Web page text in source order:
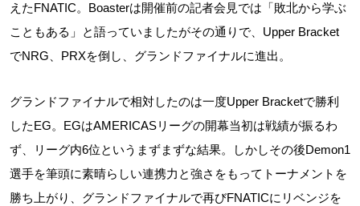
えたFNATIC。Boasterは開催前の記者会見では「敗北から学ぶ
こともある」と語っていましたがその通りで、Upper Bracket
でNRG、PRXを倒し、グランドファイナルに進出。
グランドファイナルで相対したのは一度Upper Bracketで勝利
したEG。EGはAMERICASリーグの開幕当初は戦績が振るわ
ず、リーグ内6位というまずまずな結果。しかしその後Demon1
選手を筆頭に素晴らしい連携力と強さをもってトーナメントを
勝ち上がり、グランドファイナルで再びFNATICにリベンジを